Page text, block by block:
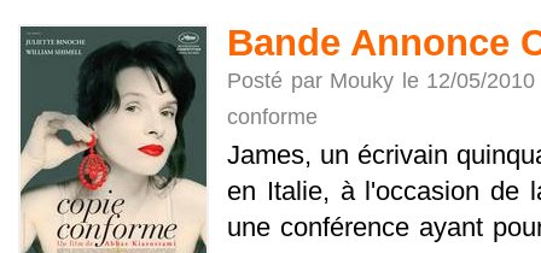
Bande Annonce
Posté par Mouky le 12/05/
conforme
James, un écrivain
en Italie, à l'occasion de
une conférence ayant